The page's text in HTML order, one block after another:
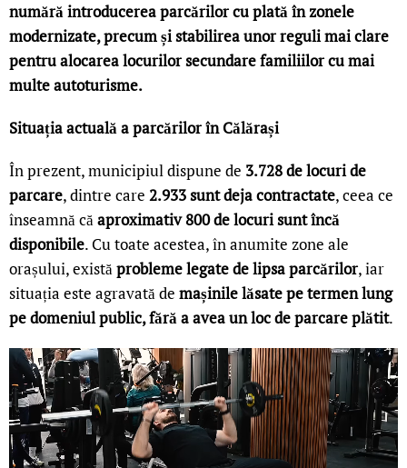
numără introducerea parcărilor cu plată în zonele
modernizate, precum și stabilirea unor reguli mai clare
pentru alocarea locurilor secundare familiilor cu mai
multe autoturisme.
Situația actuală a parcărilor în Călărași
În prezent, municipiul dispune de 3.728 de locuri de
parcare, dintre care 2.933 sunt deja contractate, ceea ce
înseamnă căaproximativ 800 de locuri sunt încă
disponibile. Cu toate acestea, în anumite zone ale
orașului, existăprobleme legate de lipsa parcărilor, iar
situația este agravată de mașinile lăsate pe termen lung
pe domeniul public, fără a avea un loc de parcare plătit.